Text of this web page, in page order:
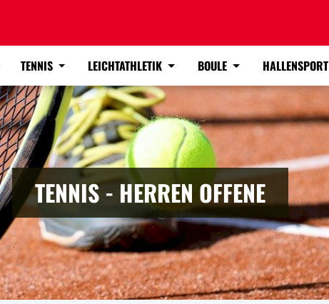
TENNIS LEICHTATHLETIK BOULE HALLENSPORT
TENNIS - HERREN OFFENE